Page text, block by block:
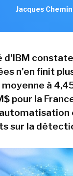
Jacques
d'IBM
n'en finit
à
pour la
sur la